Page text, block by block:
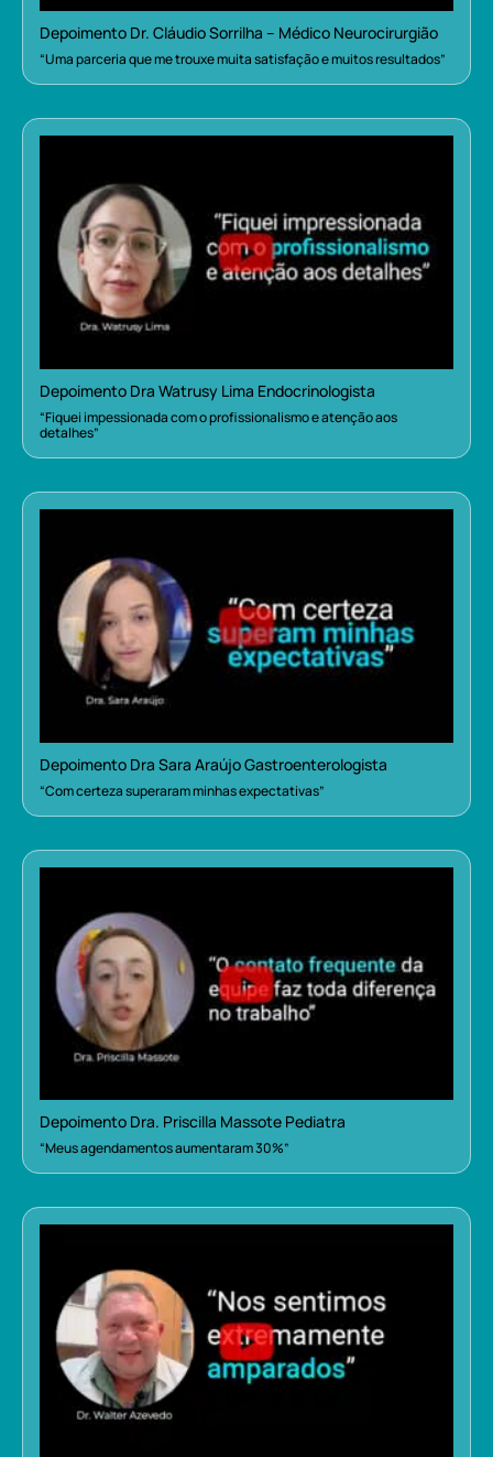
Depoimento Dr. Cláudio Sorrilha – Médico Neurocirurgião
“Uma parceria que me trouxe muita satisfação e muitos resultados”
Depoimento Dra Watrusy Lima Endocrinologista
“Fiquei impessionada com o profissionalismo e atenção aos
detalhes”
Depoimento Dra Sara Araújo Gastroenterologista
“Com certeza superaram minhas expectativas”
Depoimento Dra. Priscilla Massote Pediatra
“Meus agendamentos aumentaram 30%”